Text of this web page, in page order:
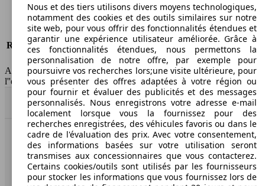
Tous risques
-
Risques partiels
-
Responsabilité civile -
HSN/TSN
n.c./n.c.
AutoScout24 France SAS décline toute responsabilité concernant
l''exactitude des indications fournies.
Haut
AutoScout24: la plus grande plateforme en ligne de
voitures en Europe
AutoScout24
Nous et des tiers utilisons divers moyens technologiques,
notamment des cookies et des outils similaires sur notre
site web, pour vous offrir des fonctionnalités étendues et
garantir une expérience utilisateur améliorée. Grâce à
ces fonctionnalités étendues, nous permettons la
personnalisation de notre offre, par exemple pour
poursuivre vos recherches lors;une visite ultérieure, pour
vous présenter des offres adaptées à votre région ou
pour fournir et évaluer des publicités et des messages
personnalisés. Nous enregistrons votre adresse e-mail
localement lorsque vous la fournissez pour des
recherches enregistrées, des véhicules favoris ou dans le
cadre de l'évaluation des prix. Avec votre consentement,
des informations basées sur votre utilisation seront
transmises aux concessionnaires que vous contacterez.
Certains cookies/outils sont utilisés par les fournisseurs
pour stocker les informations que vous fournissez lors de